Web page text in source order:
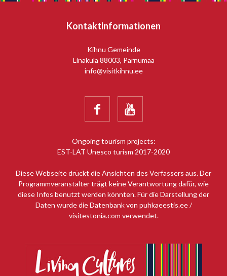
Kontaktinformationen
Kihnu Gemeinde
Linaküla 88003, Pärnumaa
info@visitkihnu.ee
 
Ongoing tourism projects:
EST-LAT Unesco turism 2017-2020
Diese Webseite drückt die Ansichten des Verfassers aus. Der
Programmveranstalter trägt keine Verantwortung dafür, wie
diese Infos benutzt werden könnten. Für die Darstellung der
Daten wurde die Datenbank von puhkaeestis.ee /
visitestonia.com verwendet.